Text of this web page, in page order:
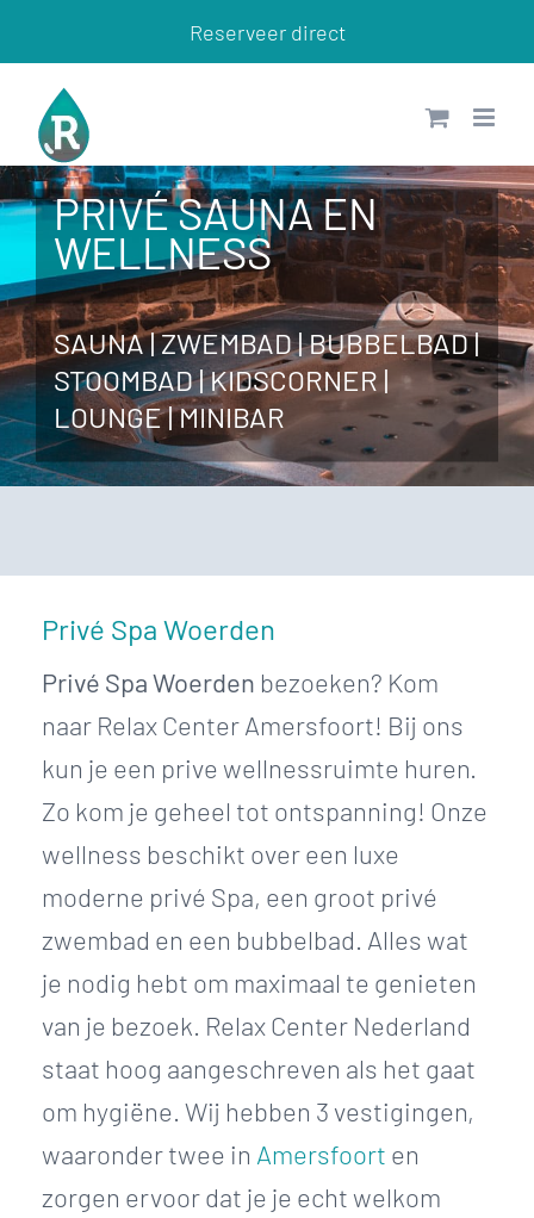
naar
inhoud
Reserveer direct
PRIVÉ SAUNA EN
WELLNESS
SAUNA | ZWEMBAD | BUBBELBAD |
STOOMBAD | KIDSCORNER |
LOUNGE | MINIBAR
Privé Spa Woerden
Privé Spa Woerden bezoeken? Kom
naar Relax Center Amersfoort! Bij ons
kun je een prive wellnessruimte huren.
Zo kom je geheel tot ontspanning! Onze
wellness beschikt over een luxe
moderne privé Spa, een groot privé
zwembad en een bubbelbad. Alles wat
je nodig hebt om maximaal te genieten
van je bezoek. Relax Center Nederland
staat hoog aangeschreven als het gaat
om hygiëne. Wij hebben 3 vestigingen,
waaronder twee in Amersfoort en
zorgen ervoor dat je je echt welkom